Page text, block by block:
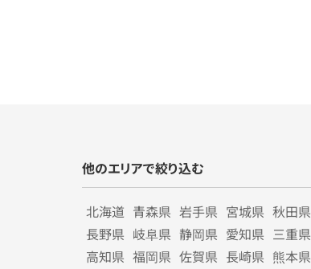
他のエリアで絞り込む
北海道 青森県 岩手県 宮城県 秋田県
長野県 岐阜県 静岡県 愛知県 三重県
高知県 福岡県 佐賀県 長崎県 熊本県